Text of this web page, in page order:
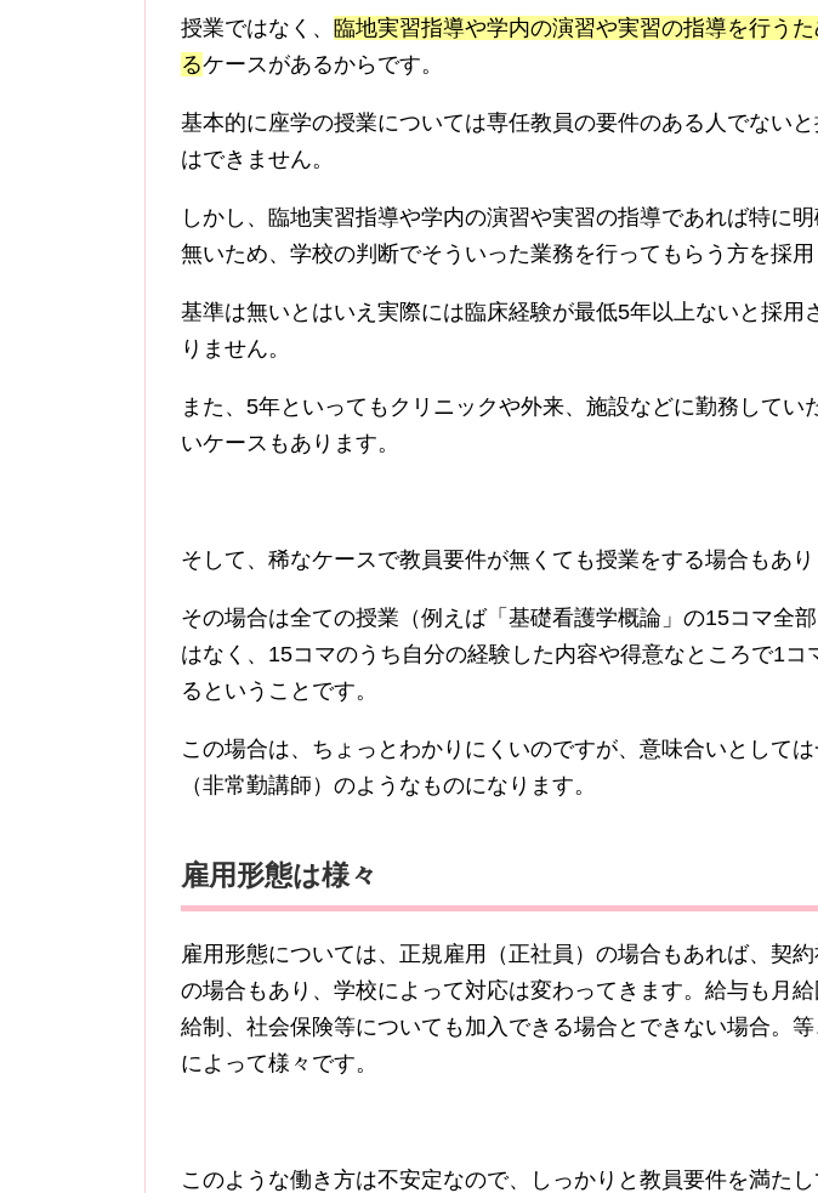
授業ではなく、 臨地実習指導や学内の演習や実習の指導を行う
るケースがあるからです。
基本的に座学の授業については専任教員の要件のある人でない
はできません。
しかし、臨地実習指導や学内の演習や実習の指導であれば特に
無いため、学校の判断でそういった業務を行ってもらう方を採用
基準は無いとはいえ実際には臨床経験が最低5年以上ないと採用
りません。
また、5年といってもクリニックや外来、施設などに勤務してい
いケースもあります。
そして、稀なケースで教員要件が無くても授業をする場合もあり
その場合は全ての授業（例えば「基礎看護学概論」の15コマ全
はなく、15コマのうち自分の経験した内容や得意なところで1コ
るということです。
この場合は、ちょっとわかりにくいのですが、意味合いとして
（非常勤講師）のようなものになります。
雇用形態は様々
雇用形態については、正規雇用（正社員）の場合もあれば、契
の場合もあり、学校によって対応は変わってきます。給与も月
給制、社会保険等についても加入できる場合とできない場合。
によって様々です。
このような働き方は不安定なので、しっかりと教員要件を満た